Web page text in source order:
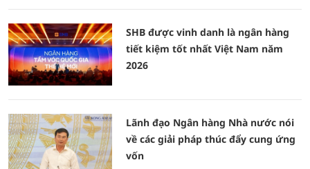
SHB được vinh danh là ngân hàng
tiết kiệm tốt nhất Việt Nam năm
2026
Lãnh đạo Ngân hàng Nhà nước nói
về các giải pháp thúc đẩy cung ứng
vốn